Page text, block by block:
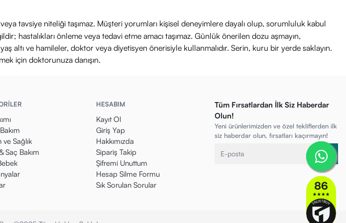
tavsiye niteliği taşımaz. Müşteri yorumları kişisel deneyimlere dayalı olup, sorumluluk kabul
hastalıkları önleme veya tedavi etme amacı taşımaz. Günlük önerilen dozu aşmayın,
altı ve hamileler, doktor veya diyetisyen önerisiyle kullanmalıdır. Serin, kuru bir yerde saklayın.
için doktorunuza danışın.
Sağlık
Saç Bakım
HESABIM
Kayıt Ol
Giriş Yap
Hakkımızda
Sipariş Takip
Şifremi Unuttum
Hesap Silme Formu
Sık Sorulan Sorular
Tüm Fırsatlardan İlk Siz Haberdar
Olun!
Yeni ürünlerimizden ve özel tekliflerden ilk
siz haberdar olun, fırsatları kaçırmayın!